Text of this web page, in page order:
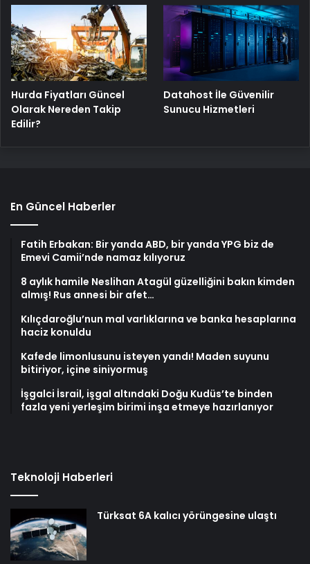
Hurda Fiyatları Güncel
Olarak Nereden Takip
Edilir?
Datahost İle Güvenilir
Sunucu Hizmetleri
En Güncel Haberler
Fatih Erbakan: Bir yanda ABD, bir yanda YPG biz de
Emevi Camii’nde namaz kılıyoruz
8 aylık hamile Neslihan Atagül güzelliğini bakın kimden
almış! Rus annesi bir afet…
Kılıçdaroğlu’nun mal varlıklarına ve banka hesaplarına
haciz konuldu
Kafede limonlusunu isteyen yandı! Maden suyunu
bitiriyor, içine siniyormuş
İşgalci İsrail, işgal altındaki Doğu Kudüs’te binden
fazla yeni yerleşim birimi inşa etmeye hazırlanıyor
Teknoloji Haberleri
Türksat 6A kalıcı yörüngesine ulaştı